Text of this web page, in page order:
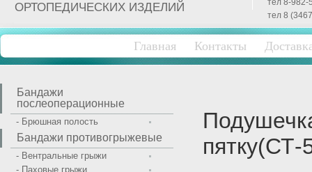
ОРТОПЕДИЧЕСКИХ ИЗДЕЛИЙ
тел 8-982-
тел 8
Главная Контакты
пятку(СТ-
Бандажи
послеоперационные
- Брюшная полость
Бандажи противогрыжевые
- Вентральные грыжи
- Паховые грыжи